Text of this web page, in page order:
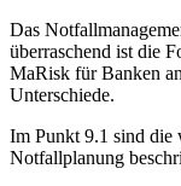
Das
überraschend ist die
MaRisk für Banken
Unterschiede.
Im Punkt 9.1 sind die
Notfallplanung